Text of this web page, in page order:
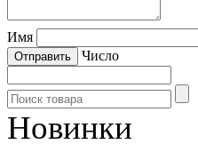
Имя
Число
Новинки